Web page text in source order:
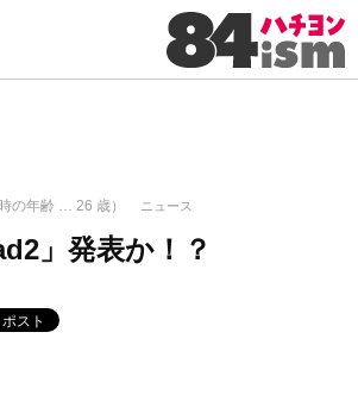
時の年齢 … 26 歳） ニュース
」発表か！？